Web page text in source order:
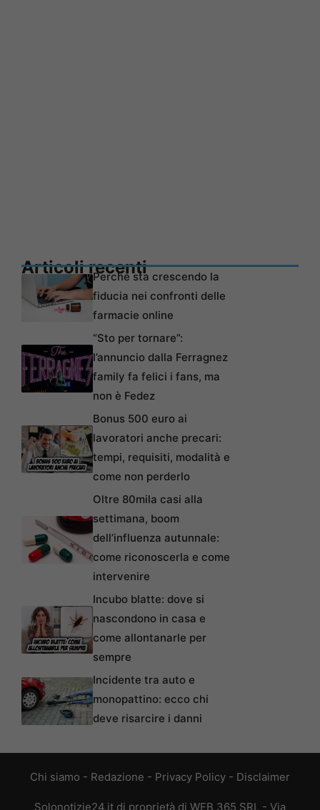
Articoli recentiPerché sta crescendo la
fiducia nei confronti delle
farmacie online
“Sto per tornare”:
l’annuncio dalla Ferragnez
family fa felici i fans, ma
non è Fedez
Bonus 500 euro ai
lavoratori anche precari:
tempi, requisiti, modalità e
come non perderlo
Oltre 80mila casi alla
settimana, boom
dell’influenza autunnale:
come riconoscerla e come
intervenire
Incubo blatte: dove si
nascondono in casa e
come allontanarle per
sempre
Incidente tra auto e
monopattino: ecco chi
deve risarcire i danni
Chi siamo - Redazione - Privacy Policy - Disclaimer
Solonotizie24.it di proprietà di WEB 365 SRL - Via